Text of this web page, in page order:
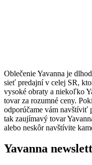
Oblečenie Yavanna je
sieť predajní v celej SR,
vysoké obraty a niekoľko
tovar za rozumné ceny.
odporúčame vám navštíviť
tak zaujímavý tovar
alebo neskôr navštívite
Yavanna